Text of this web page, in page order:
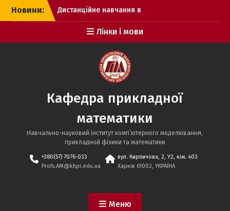
Перейти
Новини:
Дистанційне навчання в
весняному семестрі 2020
року з 12 березня
Ще більше кандидатів
Дистанційне навчання в
2020/21 академ. році з 19
Лінки і мови
Кафедра прикладної
математики
Навчально-науковий інститут комп’ютерного моделювання,
прикладной фізики та математики
+380(57) 7076-033
Profs.AM@khpi.edu.ua
вул. Кирпичова, 2, У2, кім. 403
Харків 61002, УКРАЇНА
Меню